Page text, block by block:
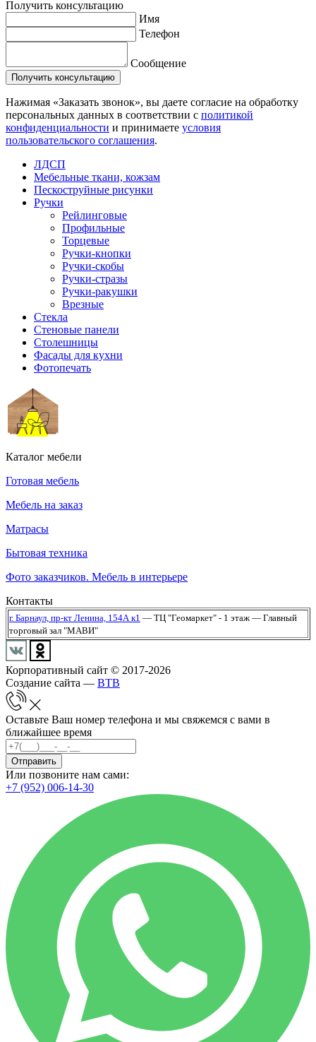
Получить консультацию
Имя
Телефон
Сообщение
Нажимая «Заказать звонок», вы даете согласие на обработку
персональных данных в соответствии с политикой
конфиденциальности и принимаете условия
пользовательского соглашения.
ЛДСП
Мебельные ткани, кожзам
Пескоструйные рисунки
Ручки
Рейлинговые
Профильные
Торцевые
Ручки-кнопки
Ручки-скобы
Ручки-стразы
Ручки-ракушки
Врезные
Стекла
Стеновые панели
Столешницы
Фасады для кухни
Фотопечать
Каталог мебели
Готовая мебель
Мебель на заказ
Матрасы
Бытовая техника
Фото заказчиков. Мебель в интерьере
Контакты
г. Барнаул, пр-кт Ленина, 154А к1 — ТЦ "Геомаркет" - 1 этаж — Главный
торговый зал "МАВИ"
Корпоративный сайт © 2017-2026
Создание сайта — BTB
Оставьте Ваш номер телефона и мы свяжемся с вами в
ближайшее время
Отправить
Или позвоните нам сами:
+7 (952) 006-14-30